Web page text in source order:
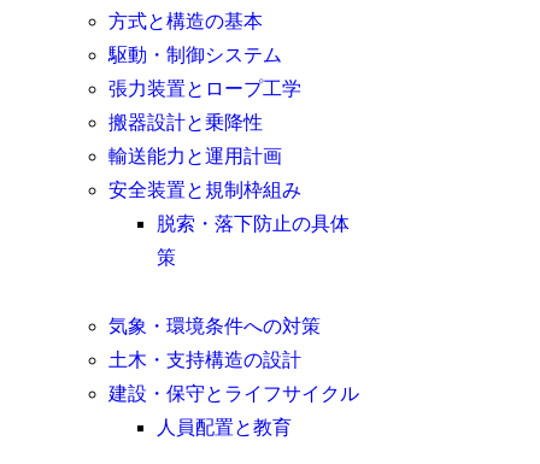
方式と構造の基本
駆動・制御システム
張力装置とロープ工学
搬器設計と乗降性
輸送能力と運用計画
安全装置と規制枠組み
脱索・落下防止の具体
策
気象・環境条件への対策
土木・支持構造の設計
建設・保守とライフサイクル
人員配置と教育